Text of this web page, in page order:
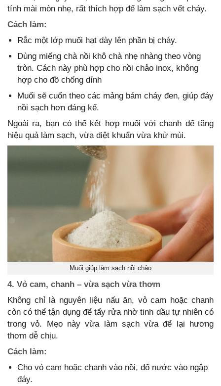
tính mài mòn nhẹ, rất thích hợp để làm sạch vết cháy.
Cách làm:
Rắc một lớp muối hạt dày lên phần bị cháy.
Dùng miếng chà nồi khô chà nhẹ nhàng theo vòng
tròn. Cách này phù hợp cho nồi chảo inox, không
hợp cho đồ chống dính
Muối sẽ cuốn theo các mảng bám cháy đen, giúp đáy
nồi sạch hơn đáng kể.
Ngoài ra, bạn có thể kết hợp muối với chanh để tăng
hiệu quả làm sạch, vừa diệt khuẩn vừa khử mùi.
Muối giúp làm sạch nồi chảo
4. Vỏ cam, chanh – vừa sạch vừa thơm
Không chỉ là nguyên liệu nấu ăn, vỏ cam hoặc chanh
còn có thể tận dụng để tẩy rửa nhờ tinh dầu tự nhiên có
trong vỏ. Mẹo này vừa làm sạch vừa để lại hương
thơm dễ chịu.
Cách làm:
Cho vỏ cam hoặc chanh vào nồi, đổ nước vào ngập
đáy.